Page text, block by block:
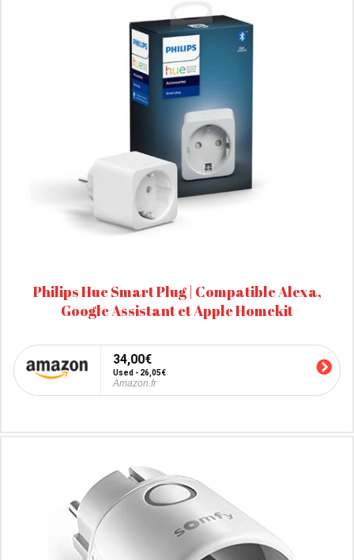
Philips Hue Smart Plug | Compatible Alexa,
Google Assistant et Apple Homekit
34,00€
Used - 26,05€
Amazon.fr